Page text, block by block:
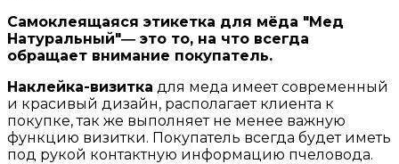
Самоклеящаяся этикетка для мёда "Мед
Натуральный"― это то, на что всегда
обращает внимание покупатель.
Наклейка-визитка для меда имеет современный
и красивый дизайн, располагает клиента к
покупке, так же выполняет не менее важную
функцию визитки. Покупатель всегда будет иметь
под рукой контактную информацию пчеловода.